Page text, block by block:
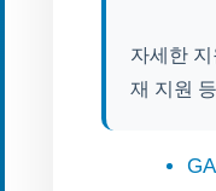
자세한
재 지원